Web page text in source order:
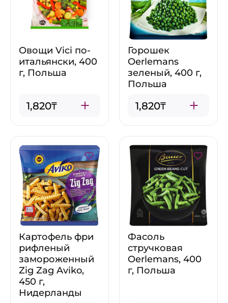
Овощи Vici по-
итальянски, 400
г, Польша
1,820₸
Горошек
Oerlemans
зеленый, 400 г,
Польша
1,820₸
Картофель фри
рифленый
замороженный
Zig Zag Aviko,
450 г,
Нидерланды
Фасоль
стручковая
Oerlemans, 400
г, Польша